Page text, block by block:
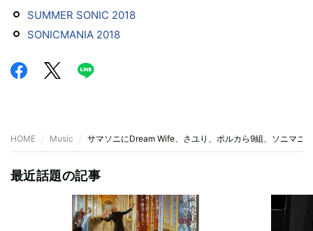
SUMMER SONIC 2018
SONICMANIA 2018
HOME Music サマソニにDream Wife、さユり、ポルカら9組、ソニマニ
最近話題の記事